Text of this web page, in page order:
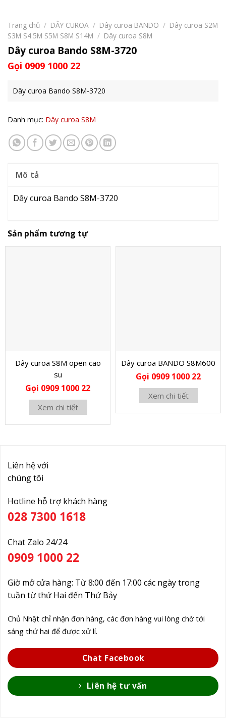
Trang chủ / DÂY CUROA / Dây curoa BANDO / Dây curoa S2M
S3M S4.5M S5M S8M S14M / Dây curoa S8M
Dây curoa Bando S8M-3720
Gọi 0909 1000 22
Dây curoa Bando S8M-3720
Danh mục: Dây curoa S8M
Mô tả
Dây curoa Bando S8M-3720
Sản phẩm tương tự
Dây curoa S8M open cao
su
Gọi 0909 1000 22
Xem chi tiết
Dây curoa BANDO S8M600
Gọi 0909 1000 22
Xem chi tiết
Liên hệ với
chúng tôi
Hotline hỗ trợ khách hàng
028 7300 1618
Chat Zalo 24/24
0909 1000 22
Giờ mở cửa hàng: Từ 8:00 đến 17:00 các ngày trong
tuần từ thứ Hai đến Thứ Bảy
Chủ Nhật chỉ nhận đơn hàng, các đơn hàng vui lòng chờ tới
sáng thứ hai để được xử lí.
Chat Facebook
Liên hệ tư vấn